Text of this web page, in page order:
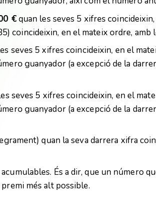
€quan les seves 5 xifres
coincideixin, en el mateix ordre,
seves 5 xifres coincideixin, en el
guanyador (a excepció de la
seves 5 xifres coincideixin, en el
guanyador (a excepció de la
quan la seva darrera xifra
És a dir, que un número
més alt possible.